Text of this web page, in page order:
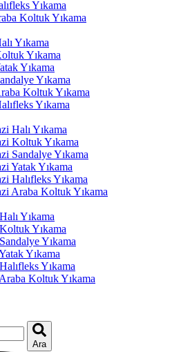
Yıkama
Koltuk Yıkama
Yıkama
Yıkama
Yıkama
Yıkama
Koltuk Yıkama
Yıkama
Halı Yıkama
Koltuk Yıkama
Sandalye Yıkama
Yatak Yıkama
Halıfleks Yıkama
Araba Koltuk Yıkama
Yıkama
Yıkama
Yıkama
Yıkama
Yıkama
Araba Koltuk Yıkama
Ara